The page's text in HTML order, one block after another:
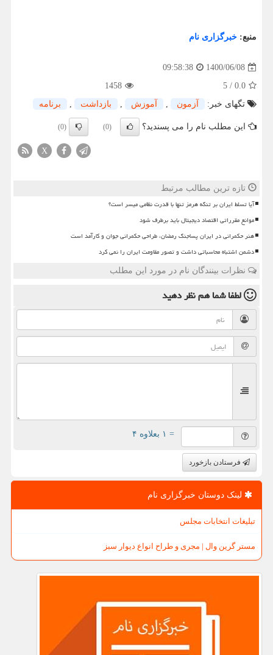
منبع: خبرگزاری نام
1400/06/08
09:58:38
0.0
/
5
1458
تگهای خبر:
آزمون , آموزش , بازداشت , برنامه
این مطلب نام را می پسندید؟ (0)
(0)
X
تازه ترین مطالب مرتبط
آیا تسلط ایران بر تنگه هرمز تنها با قدرت نظامی میسر است؟
موانع مقرراتی اقتصاد دیجیتال باید برطرف شود
هنر حکمرانی در ایران پساجنگ رمضان، طراحی حکمرانی جوان و کارآمد است
دشمن اشتباه محاسباتی داشت و تصور مقاومت ایران را نمی کرد
نظرات بینندگان نام در مورد این مطلب
لطفا شما همنظر دهید
= ۱ بعلاوه ۴
فرستادن بازخورد
لینک دوستان خبرگزاری نام
تبلیغات انتخابات مجلس
مستر گرین وال | مجری و طراح انواع دیوار سبز